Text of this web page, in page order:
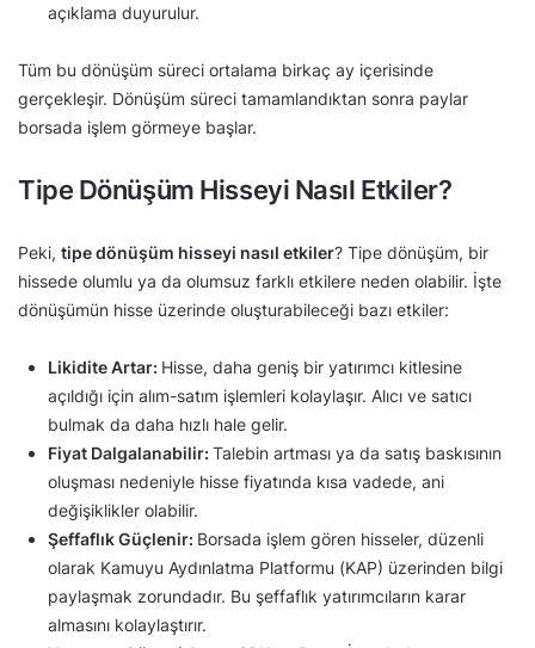
açıklama duyurulur.
Tüm bu dönüşüm süreci ortalama birkaç ay içerisinde
gerçekleşir. Dönüşüm süreci tamamlandıktan sonra paylar
borsada işlem görmeye başlar.
Tipe Dönüşüm Hisseyi Nasıl Etkiler?
Peki, tipe dönüşüm hisseyi nasıl etkiler? Tipe dönüşüm, bir
hissede olumlu ya da olumsuz farklı etkilere neden olabilir. İşte
dönüşümün hisse üzerinde oluşturabileceği bazı etkiler:
Likidite Artar: Hisse, daha geniş bir yatırımcı kitlesine
açıldığı için alım-satım işlemleri kolaylaşır. Alıcı ve satıcı
bulmak da daha hızlı hale gelir.
Fiyat Dalgalanabilir: Talebin artması ya da satış baskısının
oluşması nedeniyle hisse fiyatında kısa vadede, ani
değişiklikler olabilir.
Şeffaflık Güçlenir: Borsada işlem gören hisseler, düzenli
olarak Kamuyu Aydınlatma Platformu (KAP) üzerinden bilgi
paylaşmak zorundadır. Bu şeffaflık yatırımcıların karar
almasını kolaylaştırır.